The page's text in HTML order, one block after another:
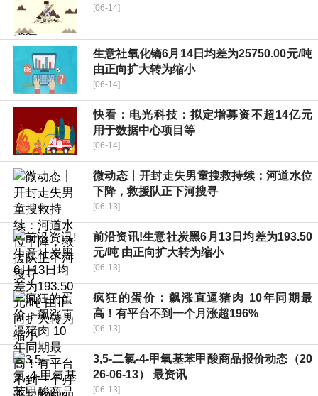
[06-14]
生意社氧化镝6月14日均差为25750.00元/吨
由正向扩大转为缩小
[06-14]
快看：电光科技：拟定增募资不超14亿元
用于数据中心项目等
[06-14]
微动态丨开封走失男童搜救持续：河道水位
下降，救援队正下河搜寻
[06-13]
前沿资讯!生意社炭黑6月13日均差为193.50
元/吨 由正向扩大转为缩小
[06-13]
疯狂的蛋价：飙涨直逼猪肉 10年同期最
高！有平台不到一个月涨超196%
[06-13]
3,5-二氯-4-甲氧基苯甲酸商品报价动态（20
26-06-13） 最资讯
[06-13]